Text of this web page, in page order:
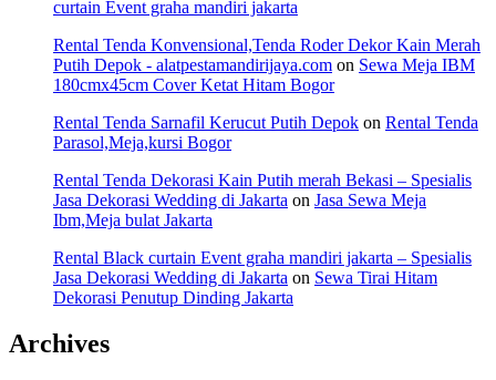
curtain Event graha mandiri jakarta
Rental Tenda Konvensional,Tenda Roder Dekor Kain Merah
Putih Depok - alatpestamandirijaya.com on Sewa Meja IBM
180cmx45cm Cover Ketat Hitam Bogor
Rental Tenda Sarnafil Kerucut Putih Depok on Rental Tenda
Parasol,Meja,kursi Bogor
Rental Tenda Dekorasi Kain Putih merah Bekasi – Spesialis
Jasa Dekorasi Wedding di Jakarta on Jasa Sewa Meja
Ibm,Meja bulat Jakarta
Rental Black curtain Event graha mandiri jakarta – Spesialis
Jasa Dekorasi Wedding di Jakarta on Sewa Tirai Hitam
Dekorasi Penutup Dinding Jakarta
Archives